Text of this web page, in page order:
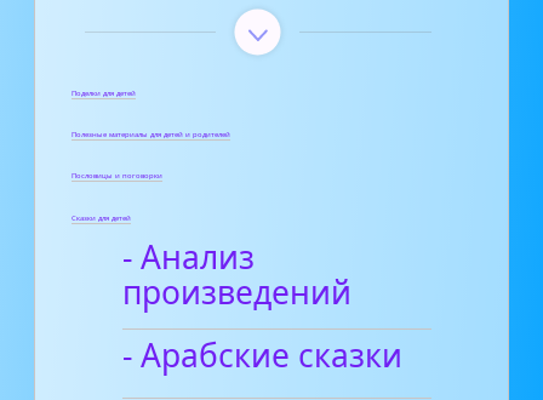
Поделки для детей
Полезные материалы для детей и родителей
Пословицы и поговорки
Сказки для детей
- Анализ
произведений
- Арабские сказки